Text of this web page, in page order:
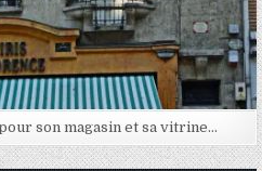
son magasin et sa vitrine…